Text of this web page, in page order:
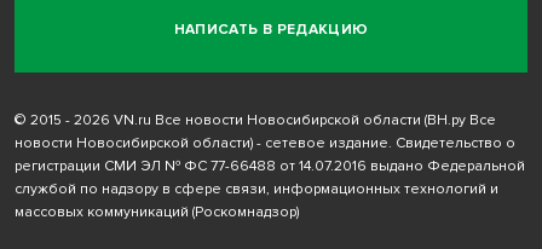
НАПИСАТЬ В РЕДАКЦИЮ
© 2015 - 2026 VN.ru Все новости Новосибирской области (ВН.ру Все
новости Новосибирской области) - сетевое издание. Свидетельство о
регистрации СМИ ЭЛ № ФС 77-66488 от 14.07.2016 выдано Федеральной
службой по надзору в сфере связи, информационных технологий и
массовых коммуникаций (Роскомнадзор)